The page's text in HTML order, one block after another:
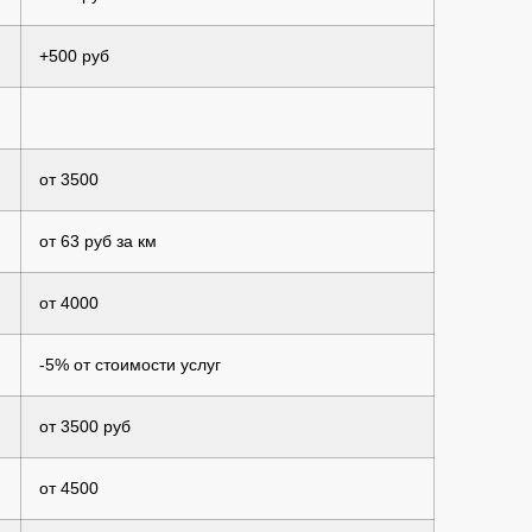
+500 руб
от 3500
от 63 руб за км
от 4000
-5% от стоимости услуг
от 3500 руб
от 4500